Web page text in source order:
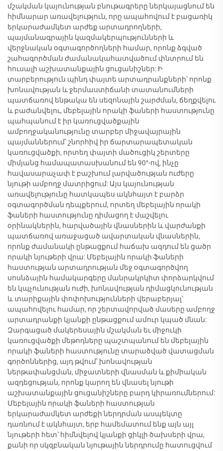
մշակման կայունության բնութագրերը ներկայացնում են
հիմնարար առավելություն, որը ապահովում է բացառիկ
երկարաժամկետ արժեք արտադրողների,
պայմանագրային կազմակերպությունների և
վերջնական օգտագործողների համար, որոնք ձգված
շահագործման ժամանակահատվածում փնտրում են
հուսալի աշխատանքային ցուցանիշներ: Ի
տարբերություն պինդ փայտե արտադրանքների՝ որոնք
խոնավության և ջերմաստիճանի տատանումների
պատճառով ենթակա են սեզոնային շարժման, ճեղքվելու
և բաժանվելու, մեբելային որակի ֆաների հաստությունը
պահպանում է իր կառուցվածքային
ամբողջականությունը տարբեր միջավայրային
պայմաններում՝ շնորհիվ իր ճարտարապետական
կառուցվածքի, որտեղ փայտի մածուցիկ շերտերը
միմյանց համապատասխանում են 90°-ով, ինչը
հավասարաչափ է բաշխում լարվածության ուժերը
նյութի ամբողջ մատրիցում: Այս կայունության
առավելությունը հատկապես ակնհայտ է բարձր
օգտագործման դեպքերում, որտեղ մեբելային որակի
ֆաների հաստությունը դիմացող է մաշվելու
օրինակներին, հարվածային վնասներին և վարժանքի
պատճառով առաջացած ավարտական վնասներին,
որոնք ժամանակի ընթացքում հաճախ ազդում են ցածր
որակի նյութերի վրա: Մեբելային որակի ֆաների
հաստության արտադրության մեջ օգտագործվող
սոսնձային համակարգերը մանրակրկիտ փորձարկվում
են կպչունության ուժի, խոնավության դիմացկունության
և տարիքային փոփոխությունների վերաբերյալ՝
ապահովելու համար, որ շերտավորված մասերը ամբողջ
արտադրանքի կյանքի ընթացքում ամուր կպած մնան:
Զարգացած մակերեսային մշակման եւ միջուկի
կառուցվածքի մեթոդները պաշտպանում են մեբելային
որակի ֆաների հաստությունը տարածված վատացման
գործոններից, այդ թվում՝ խոնավության
ներթափանցման, միջատների վնասման և քիմիական
ազդեցության, որոնք կարող են վնասել նյութի
աշխատանքային ցուցանիշները բարդ կիրառումներում:
Մեբելային որակի ֆաների հաստության
երկարաժամկետ արժեքի ներդրման ասպեկտը
դառնում է ակնհայտ, երբ համեմատում ենք այն այլ
նյութերի հետ՝ հիմնվելով կյանքի ցիկլի ծախսերի վրա,
քանի որ սկզբնական նյութային ներդրումը հատուցվում